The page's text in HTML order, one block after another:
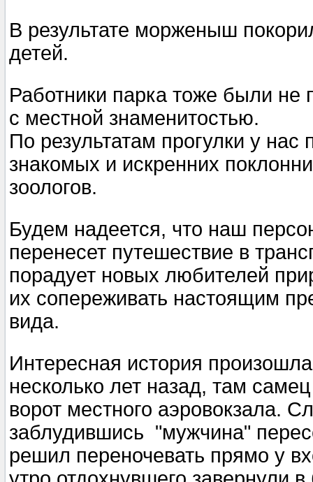
В результате морженыш
детей.
Работники парка тоже были не
с местной знаменитостью.
По результатам прогулки у
знакомых и искренних
зоологов.
Будем надеется, что наш
перенесет путешествие в
порадует новых любителей
их сопереживать настоящим
вида.
Интересная история
несколько лет назад, там
ворот местного аэровокзала.
заблудившись "мужчина"
решил переночевать прямо у